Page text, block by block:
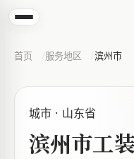
首页 服务地区 滨州市
城市 · 山东省
滨州市工